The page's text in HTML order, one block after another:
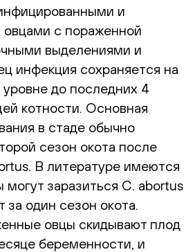
и
с пораженной
выделениями и
инфекция сохраняется на
до последних 4
котности. Основная
в стаде обычно
сезон окота после
В литературе имеются
могут заразиться C. abortus
за один сезон окота.
овцы скидывают плод
беременности, и